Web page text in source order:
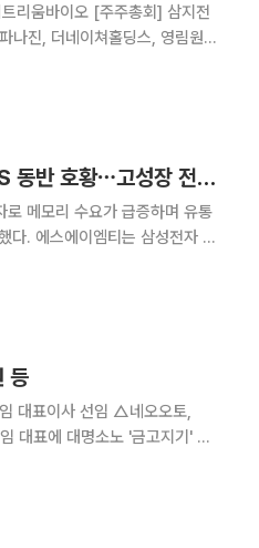
나진, 더네이쳐홀딩스, 영림원소
리서치알음 "에스에이엠티, AI 투자로 DRAM·CIS 동반 호황⋯고성장 전망"
메모리 수요가 급증하며 유통
자 및
등